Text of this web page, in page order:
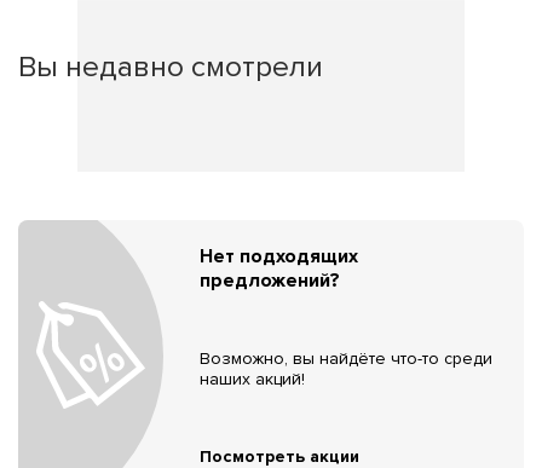
Вы недавно смотрели
Нет подходящих
предложений?
Возможно, вы найдёте что-то среди
наших акций!
Посмотреть акции